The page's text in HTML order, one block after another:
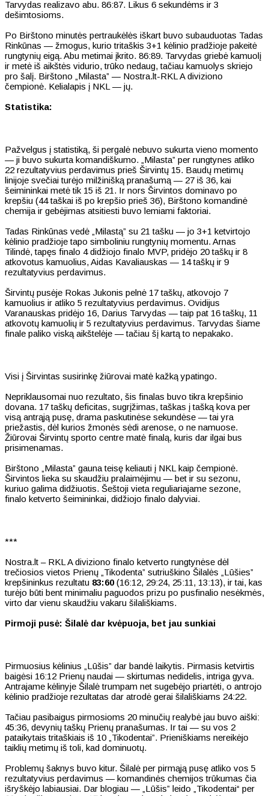
Tarvydas realizavo abu. 86:87. Likus 6 sekundėms ir 3
dešimtosioms.
Po Birštono minutės pertraukėlės iškart buvo subauduotas Tadas
Rinkūnas — žmogus, kurio tritaškis 3+1 kėlinio pradžioje pakeitė
rungtynių eigą. Abu metimai įkrito. 86:89. Tarvydas griebė kamuolį
ir metė iš aikštės vidurio, trūko nedaug, tačiau kamuolys skriejo
pro šalį. Birštono „Milasta” — Nostra.lt-RKL A diviziono
čempionė. Kelialapis į NKL — jų.
Statistika:
Pažvelgus į statistiką, ši pergalė nebuvo sukurta vieno momento
— ji buvo sukurta komandiškumo. „Milasta” per rungtynes atliko
22 rezultatyvius perdavimus prieš Širvintų 15. Baudų metimų
linijoje svečiai turėjo milžinišką pranašumą — 27 iš 36, kai
šeimininkai metė tik 15 iš 21. Ir nors Širvintos dominavo po
krepšiu (44 taškai iš po krepšio prieš 36), Birštono komandinė
chemija ir gebėjimas atsitiesti buvo lemiami faktoriai.
Tadas Rinkūnas vedė „Milastą” su 21 tašku — jo 3+1 ketvirtojo
kėlinio pradžioje tapo simboliniu rungtynių momentu. Arnas
Tilindė, tapęs finalo 4 didžiojo finalo MVP, pridėjo 20 taškų ir 8
atkovotus kamuolius, Aidas Kavaliauskas — 14 taškų ir 9
rezultatyvius perdavimus.
Širvintų pusėje Rokas Jukonis pelnė 17 taškų, atkovojo 7
kamuolius ir atliko 5 rezultatyvius perdavimus. Ovidijus
Varanauskas pridėjo 16, Darius Tarvydas — taip pat 16 taškų, 11
atkovotų kamuolių ir 5 rezultatyvius perdavimus. Tarvydas šiame
finale paliko viską aikštelėje — tačiau šį kartą to nepakako.
Visi į Širvintas susirinkę žiūrovai matė kažką ypatingo.
Nepriklausomai nuo rezultato, šis finalas buvo tikra krepšinio
dovana. 17 taškų deficitas, sugrįžimas, taškas į tašką kova per
visą antrąją pusę, drama paskutinėse sekundėse — tai yra
priežastis, dėl kurios žmonės sėdi arenose, o ne namuose.
Žiūrovai Širvintų sporto centre matė finalą, kuris dar ilgai bus
prisimenamas.
Birštono „Milasta” gauna teisę keliauti į NKL kaip čempionė.
Širvintos lieka su skaudžiu pralaimėjimu — bet ir su sezonu,
kuriuo galima didžiuotis. Šeštoji vieta reguliariajame sezone,
finalo ketverto šeimininkai, didžiojo finalo dalyviai.
***
Nostra.lt – RKL A diviziono finalo ketverto rungtynėse dėl
trečiosios vietos Prienų „Tikodenta” sutriuškino Šilalės „Lūšies”
krepšininkus rezultatu 83:60(16:12, 29:24, 25:11, 13:13), ir tai, kas
turėjo būti bent minimaliu paguodos prizu po pusfinalio nesėkmės,
virto dar vienu skaudžiu vakaru šilališkiams.
Pirmoji pusė: Šilalė dar kvėpuoja, bet jau sunkiai
Pirmuosius kėlinius „Lūšis” dar bandė laikytis. Pirmasis ketvirtis
baigėsi 16:12 Prienų naudai — skirtumas nedidelis, intriga gyva.
Antrajame kėlinyje Šilalė trumpam net sugebėjo priartėti, o antrojo
kėlinio pradžioje rezultatas dar atrodė gerai šilališkiams 24:22.
Tačiau pasibaigus pirmosioms 20 minučių realybė jau buvo aiški:
45:36, devynių taškų Prienų pranašumas. Ir tai — su vos 2
pataikytais tritaškiais iš 10 „Tikodentai”. Prieniškiams nereikėjo
taiklių metimų iš toli, kad dominuotų.
Problemų šaknys buvo kitur. Šilalė per pirmąją pusę atliko vos 5
rezultatyvius perdavimus — komandinės chemijos trūkumas čia
išryškėjo labiausiai. Dar blogiau — „Lūšis” leido „Tikodentai“ per